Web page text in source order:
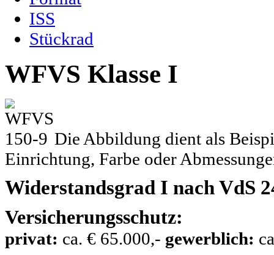
ISS
Stückrad
WFVS Klasse I
Die Abbildung dient als
Einrichtung, Farbe oder
Widerstandsgrad I nach VdS
Versicherungsschutz:
privat: ca. € 65.000,- gewerblich: